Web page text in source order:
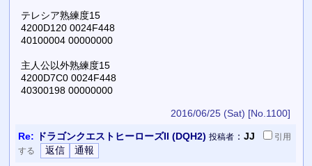
テレシア熟練度15
4200D120 0024F448
40100004 00000000
主人公以外熟練度15
4200D7C0 0024F448
40300198 00000000
2016/06/25 (Sat) [No.1100]
Re: ドラゴンクエストヒーローズII (DQH2) 投稿者： JJ
引用
する